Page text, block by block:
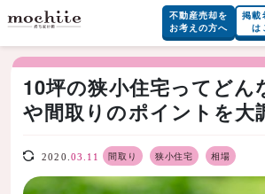
不動産売却を
お考えの方へ
掲載
は
10坪の狭小住宅ってどん
や間取りのポイントを大
2020. 03.11 間取り 狭小住宅 相場